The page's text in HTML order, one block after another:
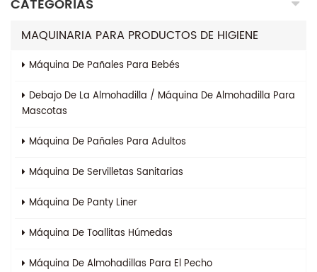
CATEGORÍAS
MAQUINARIA PARA PRODUCTOS DE HIGIENE
Máquina De Pañales Para Bebés
Debajo De La Almohadilla / Máquina De Almohadilla Para
Mascotas
Máquina De Pañales Para Adultos
Máquina De Servilletas Sanitarias
Máquina De Panty Liner
Máquina De Toallitas Húmedas
Máquina De Almohadillas Para El Pecho